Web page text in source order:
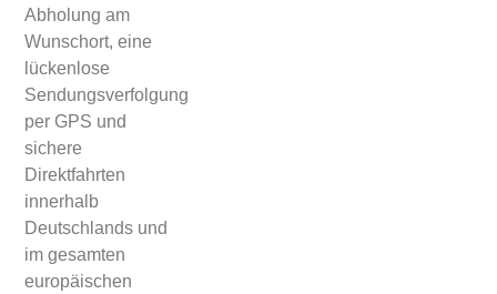
Abholung am
Wunschort, eine
lückenlose
Sendungsverfolgung
per GPS und
sichere
Direktfahrten
innerhalb
Deutschlands und
im gesamten
europäischen